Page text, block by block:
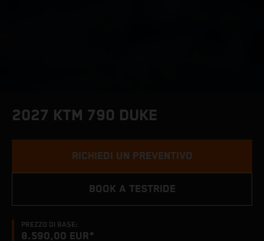
2027 KTM 790 DUKE
PREZZO DI BASE:
8.590,00 EUR*
RICHIEDI UN PREVENTIVO
BOOK A TESTRIDE